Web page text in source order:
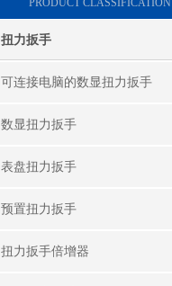
PRODUCT CLASSIFICATION
扭力扳手
可连接电脑的数显扭力扳手
数显扭力扳手
表盘扭力扳手
预置扭力扳手
扭力扳手倍增器